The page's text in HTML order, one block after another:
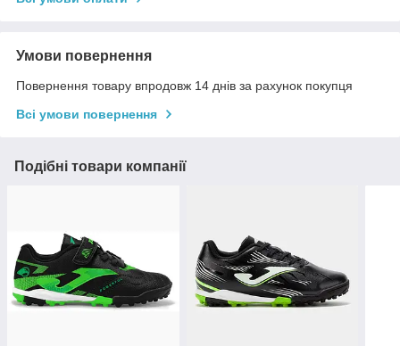
Умови повернення
Повернення товару впродовж 14 днів за рахунок покупця
Всі умови повернення
Подібні товари компанії